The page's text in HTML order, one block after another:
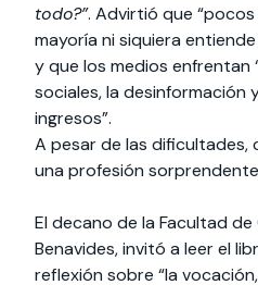
todo?”. Advirtió que
mayoría ni siquiera
y que los medios enfrentan
sociales, la desinformación
ingresos”.
A pesar de las dificultades,
una profesión
El decano de la Facultad
Benavides, invitó a leer el
reflexión sobre “la